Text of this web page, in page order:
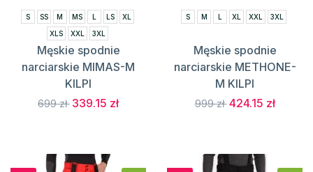
S SS M MS L LS
XL
XLS
XXL 3XL
Męskie spodnie
narciarskie MIMAS-M
KILPI
699 zł 339.15 zł
S M L XL XXL 3XL
Męskie spodnie
narciarskie METHONE-
M KILPI
999 zł 424.15 zł